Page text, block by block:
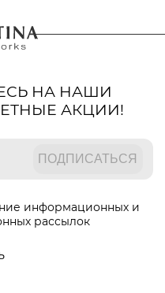
НА НАШИ
АКЦИИ!
информационных и
рассылок